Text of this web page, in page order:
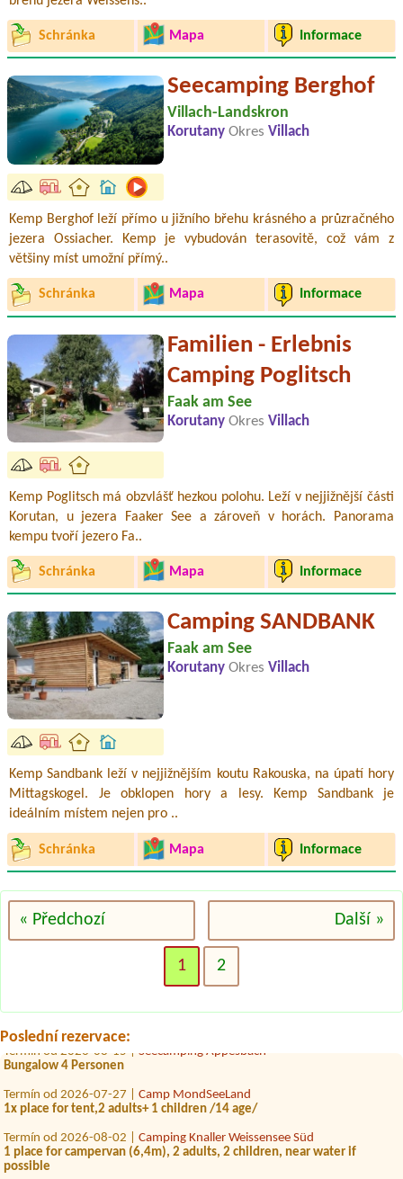
Schránka Mapa Informace
Seecamping Berghof
Villach-Landskron
Korutany Okres Villach
Kemp Berghof leží přímo u jižního břehu krásného a průzračného
jezera Ossiacher. Kemp je vybudován terasovitě, což vám z
většiny míst umožní přímý..
Schránka Mapa Informace
Familien - Erlebnis
Camping Poglitsch
Faak am See
Korutany Okres Villach
Kemp Poglitsch má obzvlášť hezkou polohu. Leží v nejjižnější části
Korutan, u jezera Faaker See a zároveň v horách. Panorama
kempu tvoří jezero Fa..
Schránka Mapa Informace
Camping SANDBANK
Faak am See
Korutany Okres Villach
Kemp Sandbank leží v nejjižnějším koutu Rakouska, na úpatí hory
Mittagskogel. Je obklopen hory a lesy. Kemp Sandbank je
ideálním místem nejen pro ..
Schránka Mapa Informace
« Předchozí Další »
1 2
Poslední rezervace:
Termín od 2026-08-15 | Seecamping Appesbach
Bungalow 4 Personen
Termín od 2026-07-27 | Camp MondSeeLand
1x place for tent,2 adults+ 1 children /14 age/
Termín od 2026-08-02 | Camping Knaller Weissensee Süd
1 place for campervan (6,4m), 2 adults, 2 children, near water if
possible